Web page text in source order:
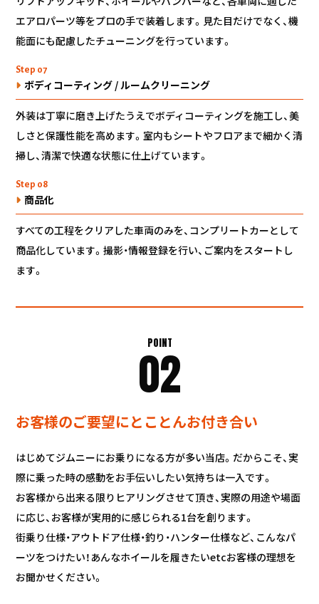
エアロパーツ等をプロの手で装着します。見た目だけでなく、機
能面にも配慮したチューニングを行っています。
Step 07
ボディコーティング / ルームクリーニング
外装は丁寧に磨き上げたうえでボディコーティングを施工し、美
しさと保護性能を高めます。室内もシートやフロアまで細かく清
掃し、清潔で快適な状態に仕上げています。
Step 08
商品化
すべての工程をクリアした車両のみを、コンプリートカーとして
商品化しています。撮影・情報登録を行い、ご案内をスタートし
ます。
POINT
02
お客様のご要望にとことんお付き合い
はじめてジムニーにお乗りになる方が多い当店。だからこそ、実
際に乗った時の感動をお手伝いしたい気持ちは一入です。
お客様から出来る限りヒアリングさせて頂き、実際の用途や場面
に応じ、お客様が実用的に感じられる1台を創ります。
街乗り仕様・アウトドア仕様・釣り・ハンター仕様など、こんなパ
ーツをつけたい！あんなホイールを履きたいetcお客様の理想を
お聞かせください。